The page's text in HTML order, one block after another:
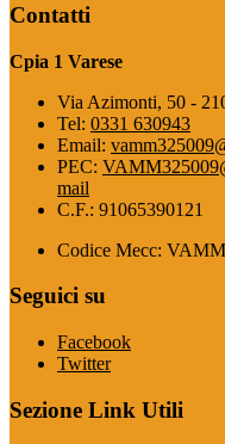
Contatti
Cpia 1 Varese
Via Azimonti, 50 -
Tel: 0331 630943
Email:
PEC:
mail
C.F.: 91065390121
Codice Mecc:
Seguici su
Facebook
Twitter
Sezione Link Utili